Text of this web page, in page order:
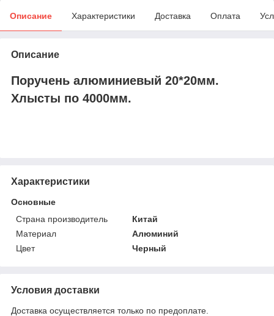
Описание Характеристики Доставка Оплата
Описание
Поручень алюминиевый 20*20мм.
Хлысты по 4000мм.
Характеристики
Основные
Страна производитель
Китай
Материал
Алюминий
Цвет
Черный
Условия доставки
Доставка осуществляется только по предоплате.